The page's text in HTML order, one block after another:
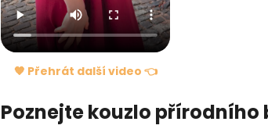
🧡 Přehrát další video 👈
Poznejte kouzlo přírodního